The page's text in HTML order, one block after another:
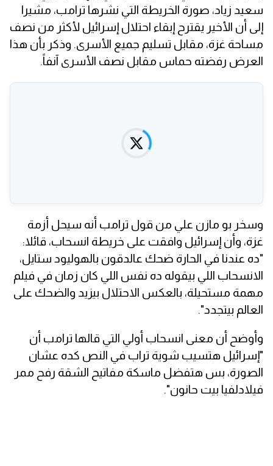
سعيد زياد، صورة الخريطة التي نشرها ترامب، مشيرا
إلى أن الأخير يقترح إبقاء احتلال إسرائيل لأكثر من نصف
مساحة غزة، مقابل تسليم جميع الأسرى. وذكر بأن هذا
العرض رفضته حماس مقابل نصف الأسرى آنفاً.
وسخر بو مازن علي من قول ترامب أنه سيحل أزمة
غزة، وأن إسرائيل وافقت على خريطة انسحاب، قائلا:
"ده عندنا في الحارة ضحك عالدقون بالهوليود ستايل،
الانسحاب اللي بيقوله ده نفس اللي كان زمان في فيلم
مهمة مستحيلة، بالعكس الاحتلال بيزيد والضحك على
العالم بيتجدد".
وأوضح أن معنى انسحاب أولي التي قالها ترامب أن
"إسرائيل هتسيب شوية تراب في النص كده عشان
الصورة، بس هتفضل ماسكة مفاتيح الشقة رفح ممر
فيلادلفيا بيت حانون".